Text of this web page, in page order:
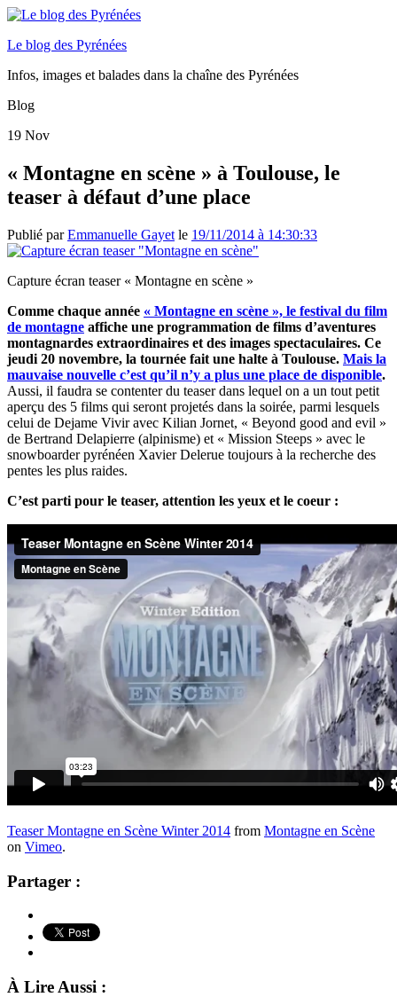
Le blog des Pyrénées
Infos, images et balades dans la chaîne des Pyrénées
Blog
19 Nov
« Montagne en scène » à Toulouse, le
teaser à défaut d’une place
Publié parEmmanuelle Gayet le 19/11/2014 à 14:30:33
Capture écran teaser « Montagne en scène »
Comme chaque année « Montagne en scène », le festival du film
de montagne affiche une programmation de films d’aventures
montagnardes extraordinaires et des images spectaculaires. Ce
jeudi 20 novembre, la tournée fait une halte à Toulouse. Mais la
mauvaise nouvelle c’est qu’il n’y a plus une place de disponible.
Aussi, il faudra se contenter du teaser dans lequel on a un tout petit
aperçu des 5 films qui seront projetés dans la soirée, parmi lesquels
celui de Dejame Vivir avec Kilian Jornet, « Beyond good and evil »
de Bertrand Delapierre (alpinisme) et « Mission Steeps » avec le
snowboarder pyrénéen Xavier Delerue toujours à la recherche des
pentes les plus raides.
C’est parti pour le teaser, attention les yeux et le coeur :
Teaser Montagne en Scène Winter 2014 from Montagne en Scène
on Vimeo.
Partager :
À Lire Aussi :